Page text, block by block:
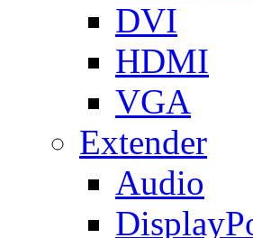
DVI
HDMI
VGA
Extender
Audio